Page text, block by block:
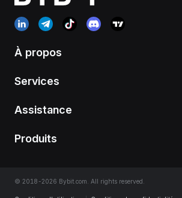
À propos
Services
Assistance
Produits
© 2018-2026 Bybit.com. All rights reserved.